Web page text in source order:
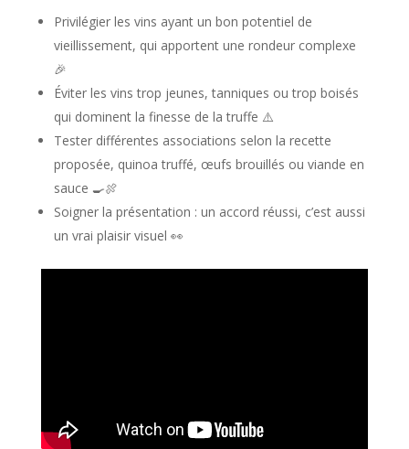
Privilégier les vins ayant un bon potentiel de
vieillissement, qui apportent une rondeur complexe
🎉
Éviter les vins trop jeunes, tanniques ou trop boisés
qui dominent la finesse de la truffe ⚠️
Tester différentes associations selon la recette
proposée, quinoa truffé, œufs brouillés ou viande en
sauce 🍳🍖
Soigner la présentation : un accord réussi, c’est aussi
un vrai plaisir visuel 👀